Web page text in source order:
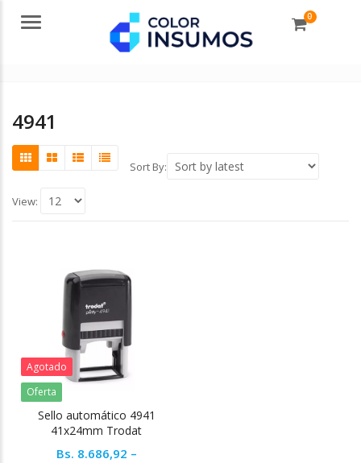
Menu 0
4941
Sort By:
View:
Agotado
Oferta
Sello automático 4941
41x24mm Trodat
Bs. 8.686,92 –